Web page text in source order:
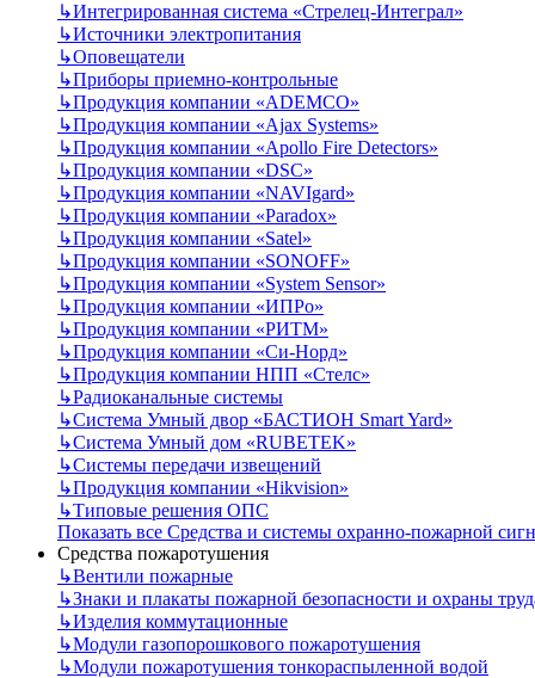
↳Интегрированная система «Стрелец-Интеграл»
↳Источники электропитания
↳Оповещатели
↳Приборы приемно-контрольные
↳Продукция компании «ADEMCO»
↳Продукция компании «Ajax Systems»
↳Продукция компании «Apollo Fire Detectors»
↳Продукция компании «DSC»
↳Продукция компании «NAVIgard»
↳Продукция компании «Paradox»
↳Продукция компании «Satel»
↳Продукция компании «SONOFF»
↳Продукция компании «System Sensor»
↳Продукция компании «ИПРо»
↳Продукция компании «РИТМ»
↳Продукция компании «Си-Норд»
↳Продукция компании НПП «Стелс»
↳Радиоканальные системы
↳Система Умный двор «БАСТИОН Smart Yard»
↳Система Умный дом «RUBETEK»
↳Системы передачи извещений
↳Продукция компании «Hikvision»
↳Типовые решения ОПС
Показать все Средства и системы охранно-пожарной
Средства пожаротушения
↳Вентили пожарные
↳Знаки и плакаты пожарной безопасности и охраны
↳Изделия коммутационные
↳Модули газопорошкового пожаротушения
↳Модули пожаротушения тонкораспыленной водой